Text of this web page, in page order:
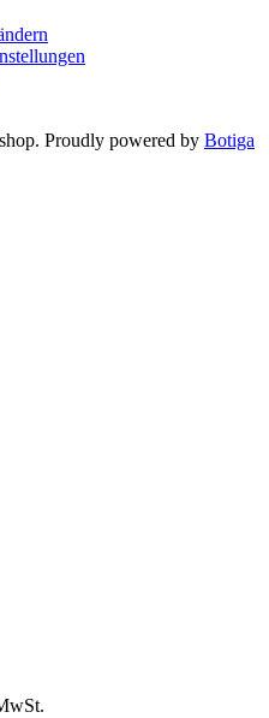
Proudly powered by Botiga